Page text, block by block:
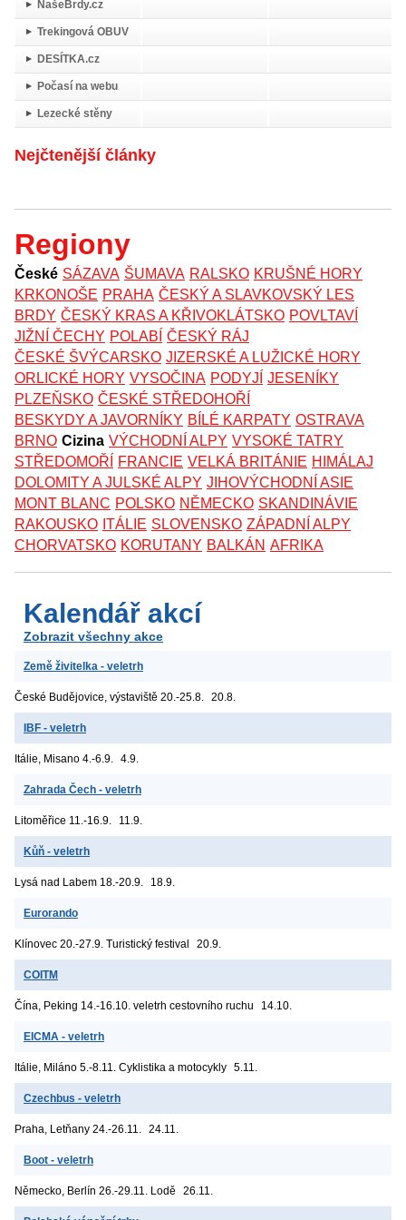
NašeBrdy.cz
Trekingová OBUV
DESÍTKA.cz
Počasí na webu
Lezecké stěny
Nejčtenější články
Regiony
České SÁZAVA ŠUMAVA RALSKO KRUŠNÉ HORY
KRKONOŠE PRAHA ČESKÝ A SLAVKOVSKÝ LES
BRDY ČESKÝ KRAS A KŘIVOKLÁTSKO POVLTAVÍ
JIŽNÍ ČECHY POLABÍ ČESKÝ RÁJ
ČESKÉ ŠVÝCARSKO JIZERSKÉ A LUŽICKÉ HORY
ORLICKÉ HORY VYSOČINA PODYJÍ JESENÍKY
PLZEŇSKO ČESKÉ STŘEDOHOŘÍ
BESKYDY A JAVORNÍKY BÍLÉ KARPATY OSTRAVA
BRNO Cizina VÝCHODNÍ ALPY VYSOKÉ TATRY
STŘEDOMOŘÍ
FRANCIE VELKÁ BRITÁNIE HIMÁLAJ
DOLOMITY A JULSKÉ ALPY JIHOVÝCHODNÍ ASIE
MONT BLANC POLSKO NĚMECKO SKANDINÁVIE
RAKOUSKO ITÁLIE SLOVENSKO ZÁPADNÍ ALPY
CHORVATSKO KORUTANY BALKÁN AFRIKA
Kalendář akcí
Zobrazit všechny akce
Země živitelka - veletrh
České Budějovice, výstaviště 20.-25.8. 20.8.
IBF - veletrh
Itálie, Misano 4.-6.9. 4.9.
Zahrada Čech - veletrh
Litoměřice 11.-16.9. 11.9.
Kůň - veletrh
Lysá nad Labem 18.-20.9. 18.9.
Eurorando
Klínovec 20.-27.9. Turistický festival 20.9.
COITM
Čína, Peking 14.-16.10. veletrh cestovního ruchu 14.10.
EICMA - veletrh
Itálie, Miláno 5.-8.11. Cyklistika a motocykly 5.11.
Czechbus - veletrh
Praha, Letňany 24.-26.11. 24.11.
Boot - veletrh
Německo, Berlín 26.-29.11. Lodě 26.11.